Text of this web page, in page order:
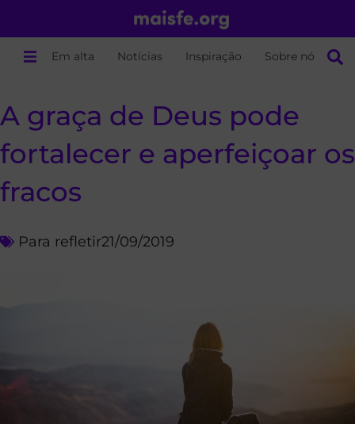
Em alta Notícias Inspiração Sobre nós
A graça de Deus pode
fortalecer e aperfeiçoar os
fracos
Para refletir21/09/2019